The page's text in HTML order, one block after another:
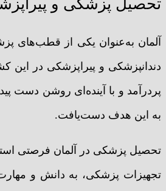
تحصیل پزشکی و
آلمان به‌عنوان یکی از قطب‌های
دندانپزشکی و پیراپزشکی در این
پردرآمد و با آینده‌ای روشن دست
به این هدف دست‌یافت.
تحصیل پزشکی در آلمان فرصتی
تجهیزات پزشکی، به دانش و